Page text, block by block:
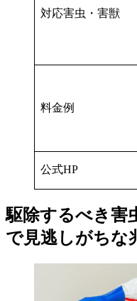
対応害虫・害獣
料金例
公式HP
駆除するべき害
で見逃しがちな